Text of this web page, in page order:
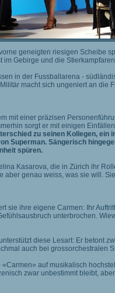
geneigten riesigen Scheibe
im Gebirge und die
in der Fussballarena -
macht sich ungeniert an die
mit einer präzisen
sorgt er mit einigen
zu seinen Kollegen,
Superman. Sängerisch
spüren.
Kasarova, die in Zürich ihr
aber genau weiss, was sie will.
sie ihre eigene Carmen: Ihr
unterbrochen.
diese Lesart: Er betont
auch bei grossorchestralen
auf musikalisch
zwar unbestimmt bleibt,